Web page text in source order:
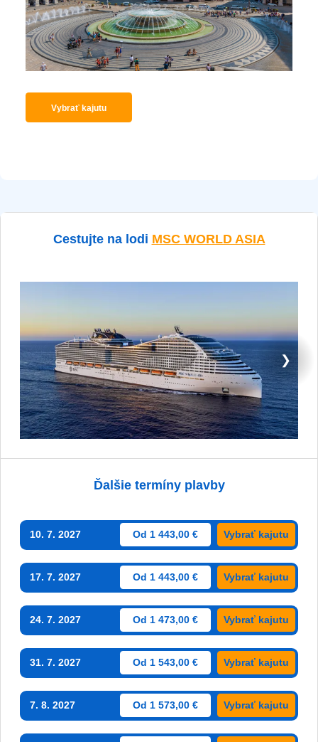
Vybrať kajutu
Cestujte na lodi MSC WORLD ASIA
❯
Ďalšie termíny plavby
10. 7. 2027 Od 1 443,00 € Vybrať kajutu
17. 7. 2027 Od 1 443,00 € Vybrať kajutu
24. 7. 2027 Od 1 473,00 € Vybrať kajutu
31. 7. 2027 Od 1 543,00 € Vybrať kajutu
7. 8. 2027 Od 1 573,00 € Vybrať kajutu